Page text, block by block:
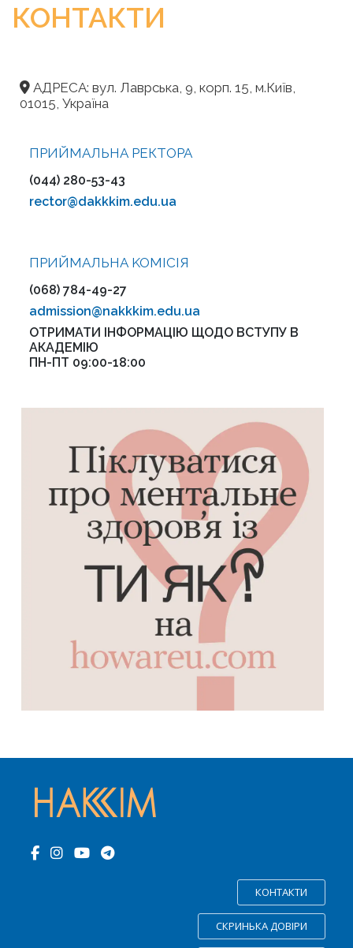
КОНТАКТИ
АДРЕСА: вул. Лаврська, 9, корп. 15, м.Київ,
01015, Україна
ПРИЙМАЛЬНА РЕКТОРА
(044) 280-53-43
rector@dakkkim.edu.ua
ПРИЙМАЛЬНА KOMІСІЯ
(068) 784-49-27
admission@nakkkim.edu.ua
ОТРИМАТИ ІНФОРМАЦІЮ ЩОДО ВСТУПУ В
АКАДЕМІЮ
ПН-ПТ 09:00-18:00
КОНТАКТИ
СКРИНЬКА ДОВІРИ